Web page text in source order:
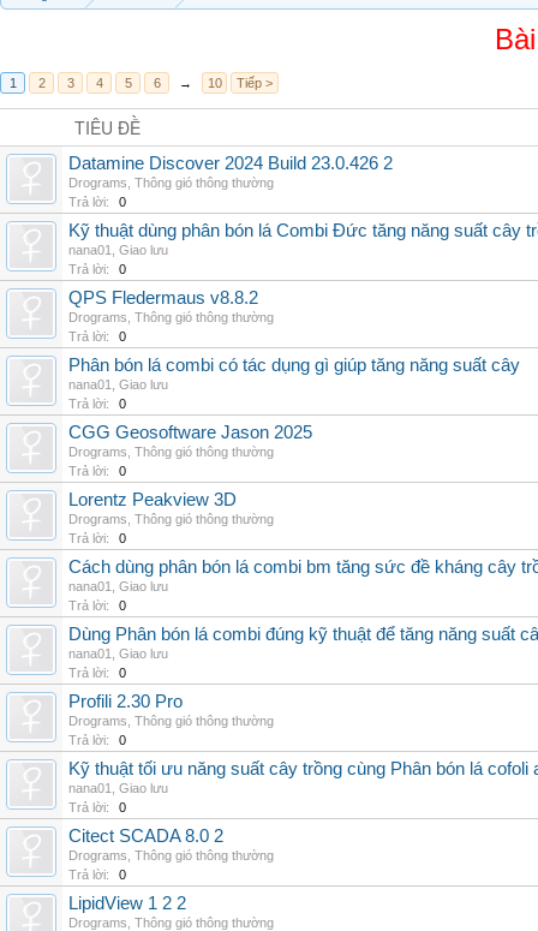
1 2 3 4 5 6 → 10 Tiếp >
TIÊU ĐỀ
Datamine Discover 2024 Build 23.0.426 2
Drograms Thông gió thông thường
Trả lời:
0
Kỹ thuật dùng phân bón lá Combi Đức tăng năng suất cây
nana01
Giao lưu
Trả lời:
0
QPS Fledermaus v8.8.2
Drograms Thông gió thông thường
Trả lời:
0
Phân bón lá combi có tác dụng gì giúp tăng năng suất cây
nana01
Giao lưu
Trả lời:
0
CGG Geosoftware Jason 2025
Drograms Thông gió thông thường
Trả lời:
0
Lorentz Peakview 3D
Drograms Thông gió thông thường
Trả lời:
0
Cách dùng phân bón lá combi bm tăng sức đề kháng cây
nana01
Giao lưu
Trả lời:
0
Dùng Phân bón lá combi đúng kỹ thuật để tăng năng suất
nana01
Giao lưu
Trả lời:
0
Profili 2.30 Pro
Drograms Thông gió thông thường
Trả lời:
0
Kỹ thuật tối ưu năng suất cây trồng cùng Phân bón lá cofoli
nana01
Giao lưu
Trả lời:
0
Citect SCADA 8.0 2
Drograms Thông gió thông thường
Trả lời:
0
LipidView 1 2 2
Drograms Thông gió thông thường